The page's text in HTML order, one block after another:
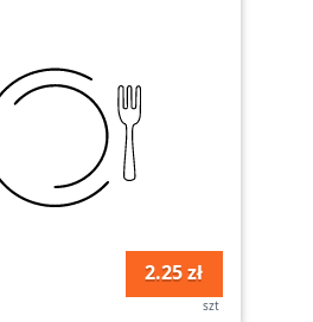
2.25 zł
szt